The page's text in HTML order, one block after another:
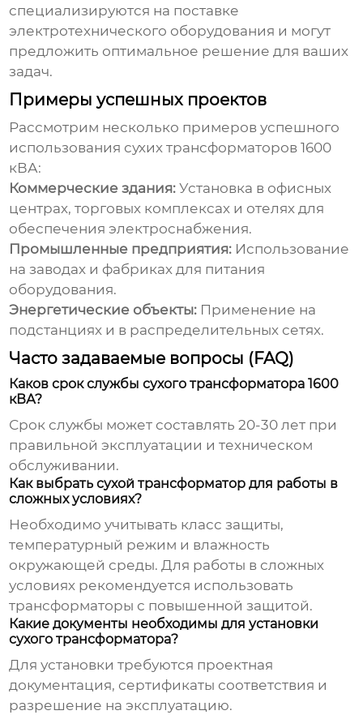
специализируются на поставке
электротехнического оборудования и могут
предложить оптимальное решение для ваших
задач.
Примеры успешных проектов
Рассмотрим несколько примеров успешного
использования сухих трансформаторов 1600
кВА:
Коммерческие здания: Установка в офисных
центрах, торговых комплексах и отелях для
обеспечения электроснабжения.
Промышленные предприятия: Использование
на заводах и фабриках для питания
оборудования.
Энергетические объекты: Применение на
подстанциях и в распределительных сетях.
Часто задаваемые вопросы (FAQ)
Каков срок службы сухого трансформатора 1600
кВА?
Срок службы может составлять 20-30 лет при
правильной эксплуатации и техническом
обслуживании.
Как выбрать сухой трансформатор для работы в
сложных условиях?
Необходимо учитывать класс защиты,
температурный режим и влажность
окружающей среды. Для работы в сложных
условиях рекомендуется использовать
трансформаторы с повышенной защитой.
Какие документы необходимы для установки
сухого трансформатора?
Для установки требуются проектная
документация, сертификаты соответствия и
разрешение на эксплуатацию.